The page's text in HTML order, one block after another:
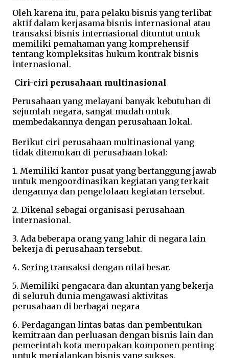
Oleh karena itu, para pelaku bisnis yang terlibat
aktif dalam kerjasama bisnis internasional atau
transaksi bisnis internasional dituntut untuk
memiliki pemahaman yang komprehensif
tentang kompleksitas hukum kontrak bisnis
internasional.
Ciri-ciri perusahaan multinasional
Perusahaan yang melayani banyak kebutuhan di
sejumlah negara, sangat mudah untuk
membedakannya dengan perusahaan lokal.
Berikut ciri perusahaan multinasional yang
tidak ditemukan di perusahaan lokal:
1. Memiliki kantor pusat yang bertanggung jawab
untuk mengoordinasikan kegiatan yang terkait
dengannya dan pengelolaan kegiatan tersebut.
2. Dikenal sebagai organisasi perusahaan
internasional.
3. Ada beberapa orang yang lahir di negara lain
bekerja di perusahaan tersebut.
4. Sering transaksi dengan nilai besar.
5. Memiliki pengacara dan akuntan yang bekerja
di seluruh dunia mengawasi aktivitas
perusahaan di berbagai negara
6. Perdagangan lintas batas dan pembentukan
kemitraan dan perluasan dengan bisnis lain dan
pemerintah kota merupakan komponen penting
untuk menjalankan bisnis yang sukses.